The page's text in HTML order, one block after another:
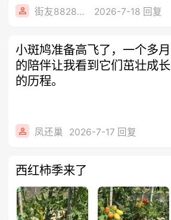
街友88286668 2026-7-18 回复
小斑鸠准备高飞了，一个多月
的陪伴让我看到它们茁壮成长
的历程。
凤还巢 2026-7-17 回复
西红柿季来了